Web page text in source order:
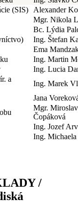
(SIS)
Alexander
Mgr. Nikola
Bc. Lýdia
Ing. Štefan
Ema
Ing. Martin
Ing. Lucia
a
Ing. Marek
Jana
Mgr.
Čopáková
Ing. Jozef
Ing.
/